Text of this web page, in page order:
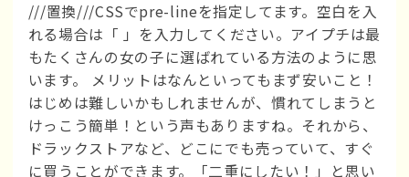
///置換///CSSでpre-lineを指定してます。空白を入
れる場合は「 」を入力してください。アイプチは最
もたくさんの女の子に選ばれている方法のように思
います。 メリットはなんといってもまず安いこと！
はじめは難しいかもしれませんが、慣れてしまうと
けっこう簡単！という声もありますね。それから、
ドラックストアなど、どこにでも売っていて、すぐ
に買うことができます。「二重にしたい！」と思い